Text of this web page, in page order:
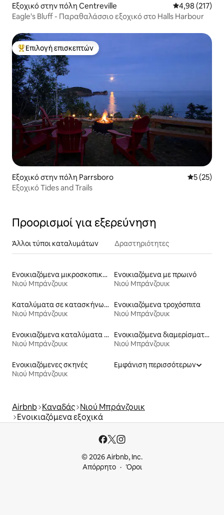
Εξοχικό στην πόλη Centreville Μέση
4,98 (217)
Eagle's Bluff - Παραθαλάσσιο εξοχικό στο Halls Harbour
Κορυφαία επιλογή επισκεπτών
Επιλογή επισκεπτών
Εξοχικό στην πόλη Parrsboro Μέση
5 (25)
Εξοχικό Tides and Trails
Προορισμοί για εξερεύνηση
Άλλοι τύποι καταλυμάτων Δραστηριότητες
Ενοικιαζόμενα μικροσκοπικά σπίτια
Νιού Μπράνζουικ
Ενοικιαζόμενα με πρωινό
Νιού Μπράνζουικ
Καταλύματα σε κατασκήνωση
Νιού Μπράνζουικ
Ενοικιαζόμενα τροχόσπιτα
Νιού Μπράνζουικ
Ενοικιαζόμενα καταλύματα με πισίνα
Νιού Μπράνζουικ
Ενοικιαζόμενα διαμερίσματα με υπηρεσίες εξυπηρέτησης
Νιού Μπράνζουικ
Ενοικιαζόμενες σκηνές
Νιού Μπράνζουικ
Εμφάνιση περισσότερων
Airbnb Καναδάς Νιού Μπράνζουικ
Ενοικιαζόμενα εξοχικά
© 2026 Airbnb, Inc.
Απόρρητο
Όροι